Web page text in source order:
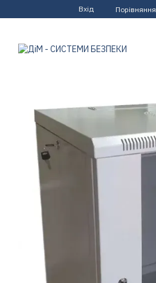
Перейти до основного контенту
Вхід Порівняння